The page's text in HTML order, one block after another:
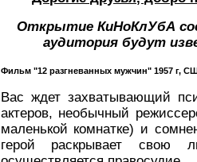
Открытие КиНоКлУбА
аудитория будут
Фильм "12 разгневанных мужчин" 1957 г,
Вас ждет захватывающий
актеров, необычный
маленькой комнатке) и
герой раскрывает